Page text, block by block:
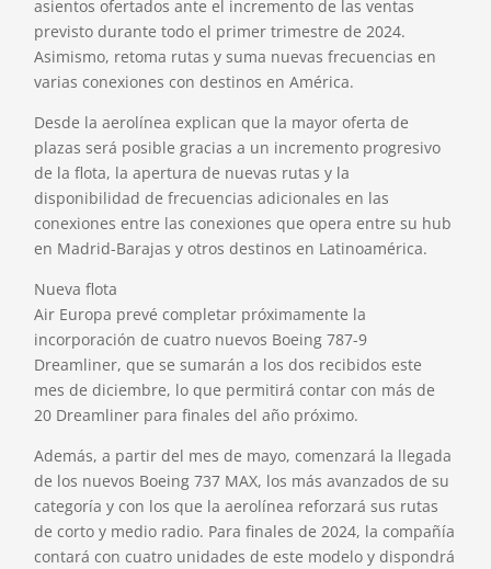
asientos ofertados ante el incremento de las ventas
previsto durante todo el primer trimestre de 2024.
Asimismo, retoma rutas y suma nuevas frecuencias en
varias conexiones con destinos en América.
Desde la aerolínea explican que la mayor oferta de
plazas será posible gracias a un incremento progresivo
de la flota, la apertura de nuevas rutas y la
disponibilidad de frecuencias adicionales en las
conexiones entre las conexiones que opera entre su hub
en Madrid-Barajas y otros destinos en Latinoamérica.
Nueva flota
Air Europa prevé completar próximamente la
incorporación de cuatro nuevos Boeing 787-9
Dreamliner, que se sumarán a los dos recibidos este
mes de diciembre, lo que permitirá contar con más de
20 Dreamliner para finales del año próximo.
Además, a partir del mes de mayo, comenzará la llegada
de los nuevos Boeing 737 MAX, los más avanzados de su
categoría y con los que la aerolínea reforzará sus rutas
de corto y medio radio. Para finales de 2024, la compañía
contará con cuatro unidades de este modelo y dispondrá